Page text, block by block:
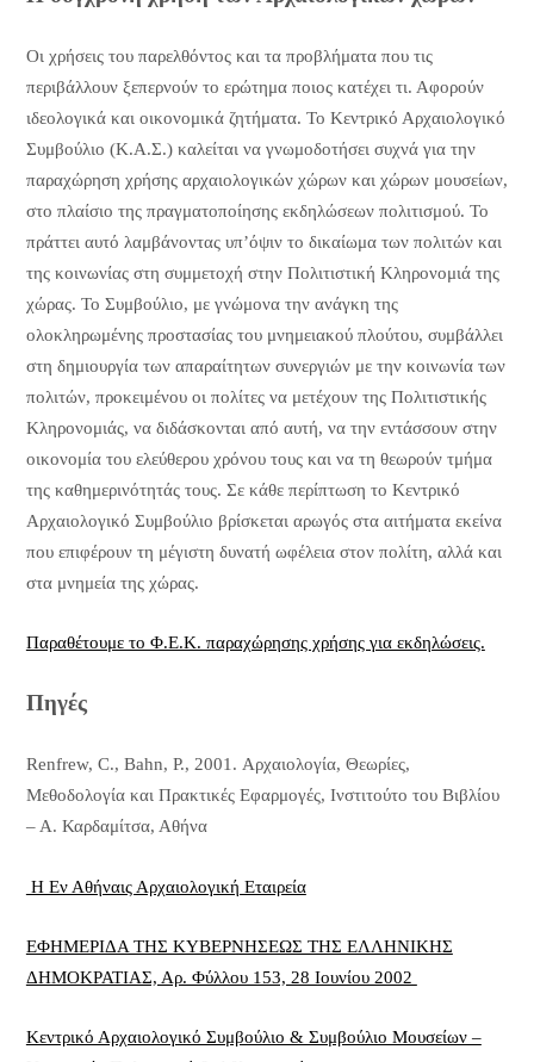
Οι χρήσεις του παρελθόντος και τα προβλήματα που τις
περιβάλλουν ξεπερνούν το ερώτημα ποιος κατέχει τι. Αφορούν
ιδεολογικά και οικονομικά ζητήματα. Το Κεντρικό Αρχαιολογικό
Συμβούλιο (Κ.Α.Σ.) καλείται να γνωμοδοτήσει συχνά για την
παραχώρηση χρήσης αρχαιολογικών χώρων και χώρων μουσείων,
στο πλαίσιο της πραγματοποίησης εκδηλώσεων πολιτισμού. Το
πράττει αυτό λαμβάνοντας υπ’όψιν το δικαίωμα των πολιτών και
της κοινωνίας στη συμμετοχή στην Πολιτιστική Κληρονομιά της
χώρας. Το Συμβούλιο, με γνώμονα την ανάγκη της
ολοκληρωμένης προστασίας του μνημειακού πλούτου, συμβάλλει
στη δημιουργία των απαραίτητων συνεργιών με την κοινωνία των
πολιτών, προκειμένου οι πολίτες να μετέχουν της Πολιτιστικής
Κληρονομιάς, να διδάσκονται από αυτή, να την εντάσσουν στην
οικονομία του ελεύθερου χρόνου τους και να τη θεωρούν τμήμα
της καθημερινότητάς τους. Σε κάθε περίπτωση το Κεντρικό
Αρχαιολογικό Συμβούλιο βρίσκεται αρωγός στα αιτήματα εκείνα
που επιφέρουν τη μέγιστη δυνατή ωφέλεια στον πολίτη, αλλά και
στα μνημεία της χώρας.
Παραθέτουμε το Φ.Ε.Κ. παραχώρησης χρήσης για εκδηλώσεις.
Πηγές
Renfrew, C., Bahn, P., 2001. Αρχαιολογία, Θεωρίες,
Μεθοδολογία και Πρακτικές Εφαρμογές, Ινστιτούτο του Βιβλίου
– Α. Καρδαμίτσα, Αθήνα
Η Εν Αθήναις Αρχαιολογική Εταιρεία
ΕΦΗΜΕΡΙΔΑ ΤΗΣ ΚΥΒΕΡΝΗΣΕΩΣ ΤΗΣ ΕΛΛΗΝΙΚΗΣ
ΔΗΜΟΚΡΑΤΙΑΣ, Αρ. Φύλλου 153, 28 Ιουνίου 2002
Κεντρικό Αρχαιολογικό Συμβούλιο & Συμβούλιο Μουσείων –